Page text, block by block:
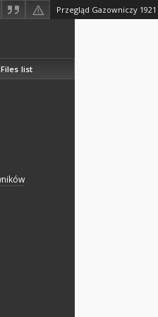
Przegląd Gazowniczy
Files list